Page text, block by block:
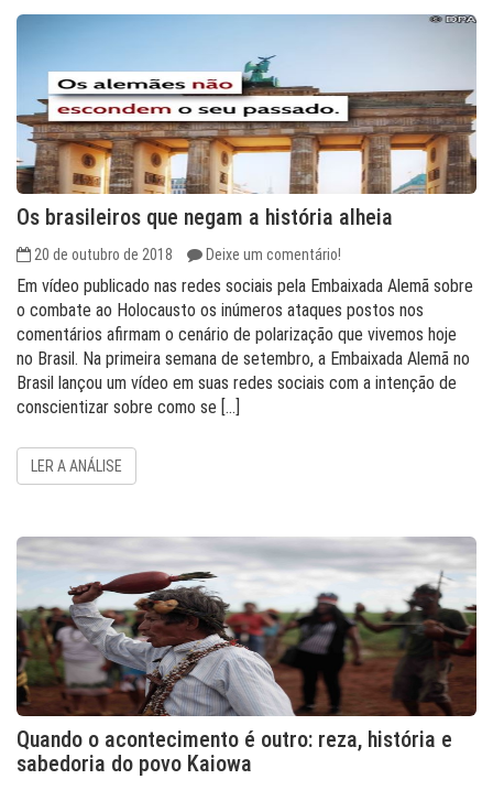
Os brasileiros que negam a história alheia
20 de outubro de 2018 Deixe um comentário!
Em vídeo publicado nas redes sociais pela Embaixada Alemã sobre
o combate ao Holocausto os inúmeros ataques postos nos
comentários afirmam o cenário de polarização que vivemos hoje
no Brasil. Na primeira semana de setembro, a Embaixada Alemã no
Brasil lançou um vídeo em suas redes sociais com a intenção de
conscientizar sobre como se […]
LER A ANÁLISE
Quando o acontecimento é outro: reza, história e
sabedoria do povo Kaiowa